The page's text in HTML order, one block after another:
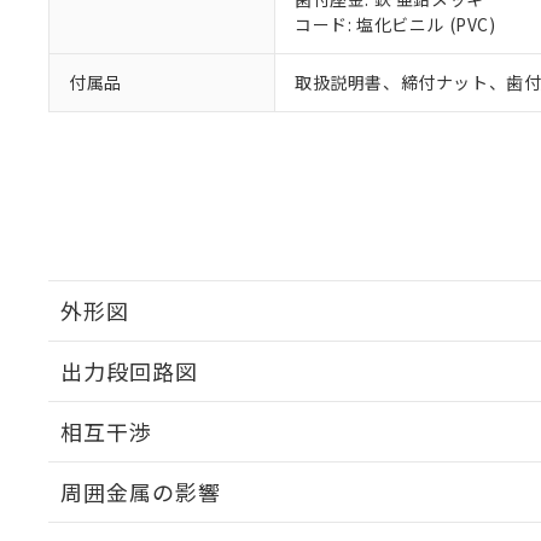
コード: 塩化ビニル (PVC)
付属品 取扱説明書、締付ナット、歯
外形図
出力段回路図
相互干渉
周囲金属の影響